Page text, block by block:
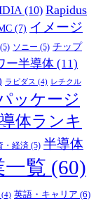
(10) Rapidus
(7) イメージ
(5) ソニー (5) チップ
ー半導体 (11)
ラピダス (4) レチクル
ッケージ
体ランキ
・経済 (5) 半導体
一覧 (60)
(4) 英語・キャリア (6)